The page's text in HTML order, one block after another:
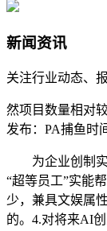
新闻资讯
关注行业动态、
然项目数量相对
发布：PA捕鱼时
为企业创制实
“超等员工”实能
少，兼具文娱属
的。4.对将来AI